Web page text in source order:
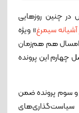
چنین روزهایی
آشیانه سیمرغ» ویژه
امسال هم هم‌زمان
فیلم فجر 1404، فصل چهارم این پرونده
سوم پرونده ضمن
و سیاست‌گذاری‌های